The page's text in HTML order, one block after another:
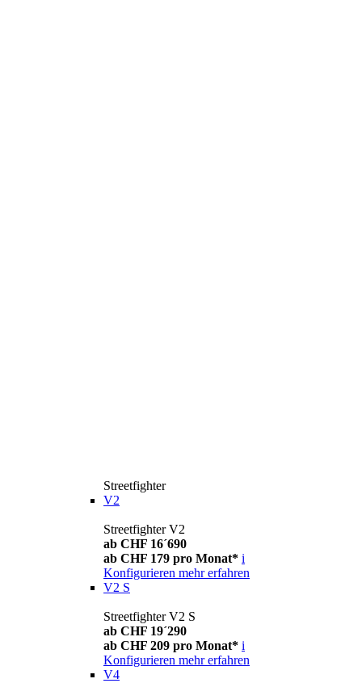
Streetfighter
V2
Streetfighter V2
ab CHF 16´690
ab CHF 179 pro Monat* i
Konfigurieren mehr erfahren
V2 S
Streetfighter V2 S
ab CHF 19´290
ab CHF 209 pro Monat* i
Konfigurieren mehr erfahren
V4